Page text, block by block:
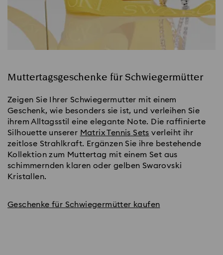
Muttertagsgeschenke für Schwiegermütter
Zeigen Sie Ihrer Schwiegermutter mit einem
Geschenk, wie besonders sie ist, und verleihen Sie
ihrem Alltagsstil eine elegante Note. Die raffinierte
Silhouette unserer Matrix Tennis Sets verleiht ihr
zeitlose Strahlkraft. Ergänzen Sie ihre bestehende
Kollektion zum Muttertag mit einem Set aus
schimmernden klaren oder gelben Swarovski
Kristallen.
Geschenke für Schwiegermütter kaufen